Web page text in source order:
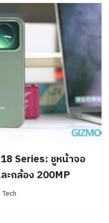
Series: ชูหน้าจอ
ะกล้อง 200MP
Tech